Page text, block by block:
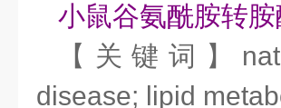
小鼠谷氨酰胺转
【关键词】
disease; lipid